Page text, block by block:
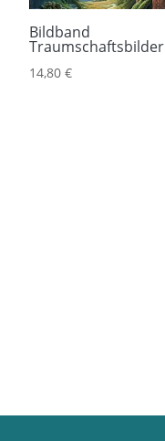
Bildband
Traumschaftsbilder
14,80 €